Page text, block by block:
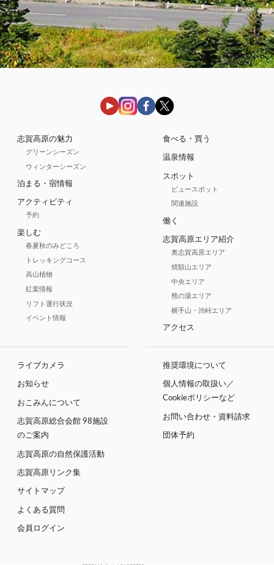
志賀高原の魅力
グリーンシーズン
ウィンターシーズン
泊まる・宿情報
アクティビティ
予約
楽しむ
春夏秋のみどころ
トレッキングコース
高山植物
紅葉情報
リフト運行状況
イベント情報
食べる・買う
温泉情報
スポット
ビュースポット
関連施設
働く
志賀高原エリア紹介
奥志賀高原エリア
焼額山エリア
中央エリア
熊の湯エリア
横手山・渋峠エリア
アクセス
ライブカメラ
お知らせ
おこみんについて
志賀高原総合会館 98施設
のご案内
志賀高原の自然保護活動
志賀高原リンク集
サイトマップ
よくある質問
会員ログイン
推奨環境について
個人情報の取扱い／
Cookieポリシーなど
お問い合わせ・資料請求
団体予約